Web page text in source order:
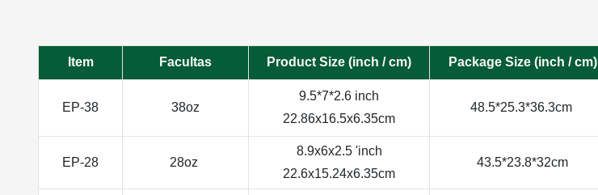
Item Facultas Product Size (inch / cm) Package Size (inch / cm)
EP-38 38oz
9.5*7*2.6 inch
22.86x16.5x6.35cm
48.5*25.3*36.3cm
EP-28 28oz
8.9x6x2.5 'inch
22.6x15.24x6.35cm
43.5*23.8*32cm